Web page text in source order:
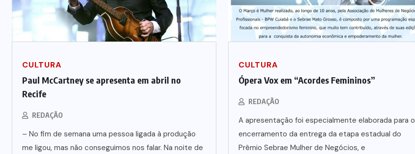
CULTURA
Paul McCartney se apresenta em abril no
Recife
REDAÇÃO
– No fim de semana uma pessoa ligada à produção
me ligou, mas não conseguimos nos falar. Na noite de
CULTURA
Ópera Vox em “Acordes Femininos”
REDAÇÃO
A apresentação foi especialmente elaborada para o
encerramento da entrega da etapa estadual do
Prêmio Sebrae Mulher de Negócios, e